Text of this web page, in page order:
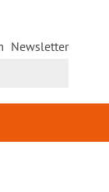
Newsletter